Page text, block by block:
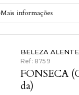
Mais informações
BELEZA
Ref: 8759
FONSECA
da)